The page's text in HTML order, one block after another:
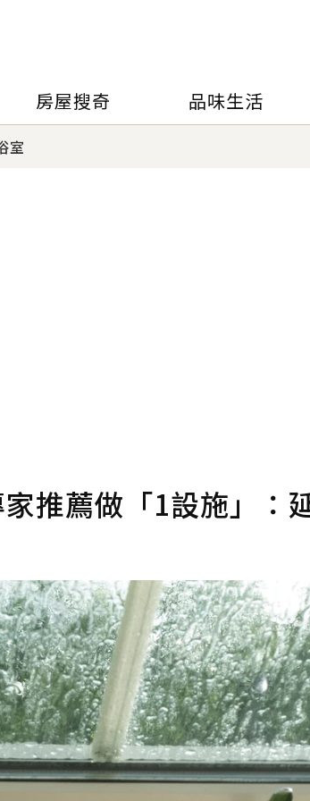
房屋搜奇 品味生活
室
推薦做「1設施」：